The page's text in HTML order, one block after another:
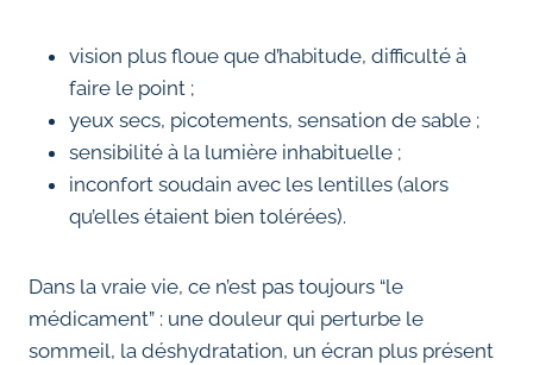
vision plus floue que d’habitude, difficulté à
faire le point ;
yeux secs, picotements, sensation de sable ;
sensibilité à la lumière inhabituelle ;
inconfort soudain avec les lentilles (alors
qu’elles étaient bien tolérées).
Dans la vraie vie, ce n’est pas toujours “le
médicament” : une douleur qui perturbe le
sommeil, la déshydratation, un écran plus présent